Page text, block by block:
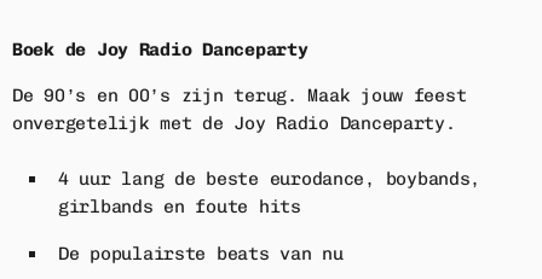
Home
Playlist
Luisteren
Boek de Joy Radio Danceparty
De 90’s en 00’s zijn terug. Maak jouw feest
onvergetelijk met de Joy Radio Danceparty.
4 uur lang de beste eurodance, boybands,
girlbands en foute hits
De populairste beats van nu